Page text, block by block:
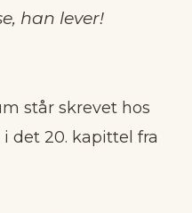
han lever!
står skrevet hos
det 20. kapittel fra